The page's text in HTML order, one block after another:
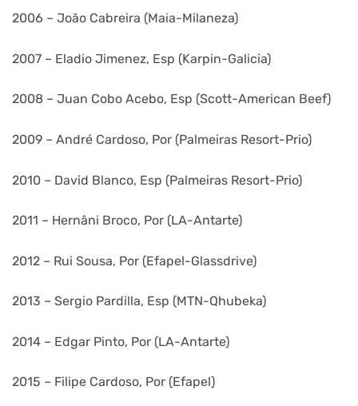
2006 – João Cabreira (Maia-Milaneza)
2007 – Eladio Jimenez, Esp (Karpin-Galicia)
2008 – Juan Cobo Acebo, Esp (Scott-American Beef)
2009 – André Cardoso, Por (Palmeiras Resort-Prio)
2010 – David Blanco, Esp (Palmeiras Resort-Prio)
2011 – Hernâni Broco, Por (LA-Antarte)
2012 – Rui Sousa, Por (Efapel-Glassdrive)
2013 – Sergio Pardilla, Esp (MTN-Qhubeka)
2014 – Edgar Pinto, Por (LA-Antarte)
2015 – Filipe Cardoso, Por (Efapel)